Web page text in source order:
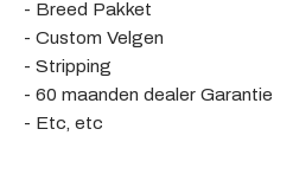
- Breed Pakket
- Custom Velgen
- Stripping
- 60 maanden dealer Garantie
- Etc, etc